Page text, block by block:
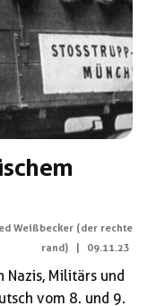
Weißbecker (der rechte
rand)
09.11.23
Nazis, Militärs und
vom 8. und 9.